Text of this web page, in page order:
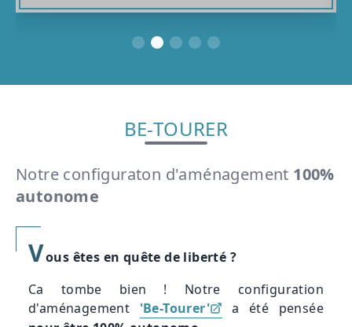
BE-TOURER
Notre configuraton d'aménagement 100%
autonome
Vous êtes en quête de liberté ?
Ca tombe bien ! Notre configuration
d'aménagement 'Be-Tourer'
a été pensée